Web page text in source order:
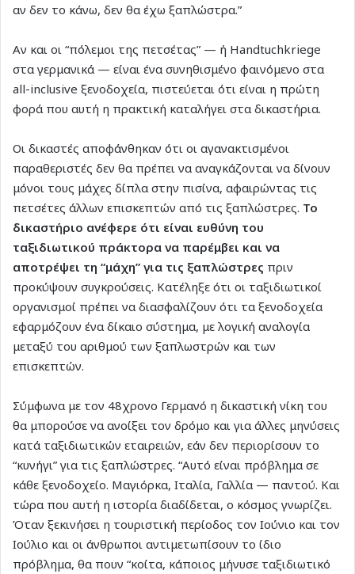
αν δεν το κάνω, δεν θα έχω ξαπλώστρα.”
Αν και οι “πόλεμοι της πετσέτας” — ή Handtuchkriege
στα γερμανικά — είναι ένα συνηθισμένο φαινόμενο στα
all-inclusive ξενοδοχεία, πιστεύεται ότι είναι η πρώτη
φορά που αυτή η πρακτική καταλήγει στα δικαστήρια.
Οι δικαστές αποφάνθηκαν ότι οι αγανακτισμένοι
παραθεριστές δεν θα πρέπει να αναγκάζονται να δίνουν
μόνοι τους μάχες δίπλα στην πισίνα, αφαιρώντας τις
πετσέτες άλλων επισκεπτών από τις ξαπλώστρες. Το
δικαστήριο ανέφερε ότι είναι ευθύνη του
ταξιδιωτικού πράκτορα να παρέμβει και να
αποτρέψει τη “μάχη” για τις ξαπλώστρες πριν
προκύψουν συγκρούσεις. Κατέληξε ότι οι ταξιδιωτικοί
οργανισμοί πρέπει να διασφαλίζουν ότι τα ξενοδοχεία
εφαρμόζουν ένα δίκαιο σύστημα, με λογική αναλογία
μεταξύ του αριθμού των ξαπλωστρών και των
επισκεπτών.
Σύμφωνα με τον 48χρονο Γερμανό η δικαστική νίκη του
θα μπορούσε να ανοίξει τον δρόμο και για άλλες μηνύσεις
κατά ταξιδιωτικών εταιρειών, εάν δεν περιορίσουν το
“κυνήγι” για τις ξαπλώστρες. “Αυτό είναι πρόβλημα σε
κάθε ξενοδοχείο. Μαγιόρκα, Ιταλία, Γαλλία — παντού. Και
τώρα που αυτή η ιστορία διαδίδεται, ο κόσμος γνωρίζει.
Όταν ξεκινήσει η τουριστική περίοδος τον Ιούνιο και τον
Ιούλιο και οι άνθρωποι αντιμετωπίσουν το ίδιο
πρόβλημα, θα πουν “κοίτα, κάποιος μήνυσε ταξιδιωτικό